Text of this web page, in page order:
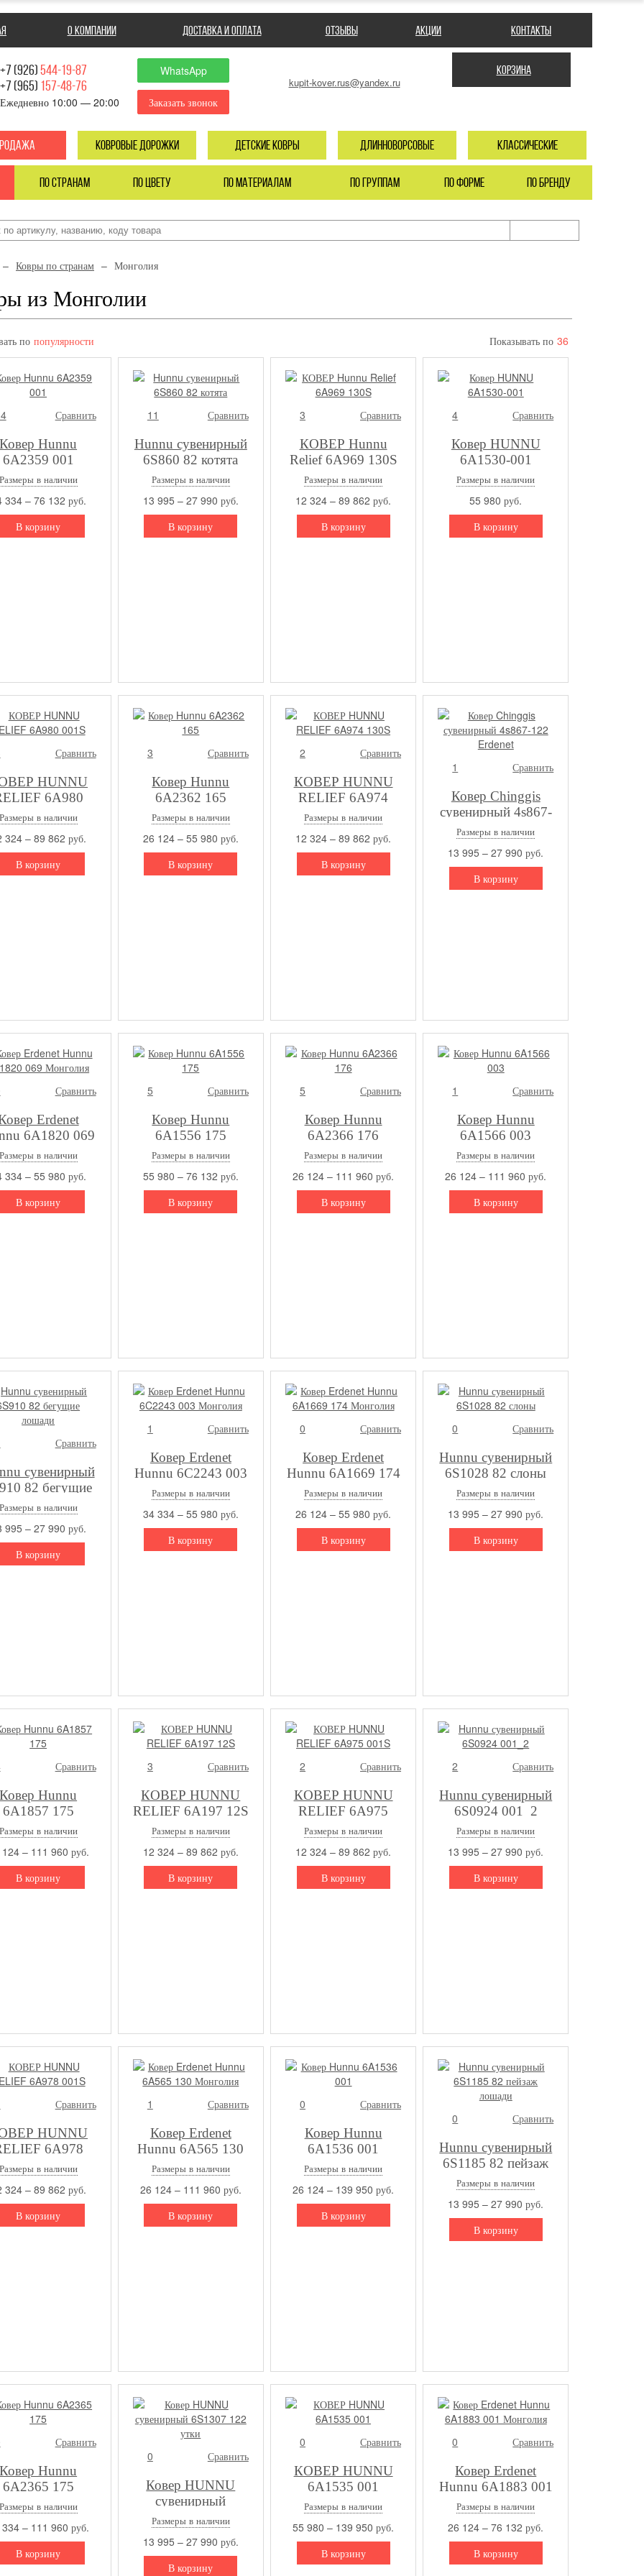
О компании Доставка и оплата Отзывы Акции Контакты
+7 (926)544-19-87
+7 (965) 157-48-76
Ежедневно 10:00 — 20:00
WhatsApp
Заказать звонок
kupit-kover.rus@yandex.ru
Корзина
youtube
ковровые дорожки детские ковры длинноворсовые классические
по странам по цвету по материалам по группам по форме по бренду
Ковры по странам Монголия
из Монголии
по популярности Показывать по 36
Сравнить
Ковер Hunnu
6A2359 001
в наличии
334 – 76 132 руб.
В корзину
11 Сравнить
Hunnu сувенирный
6S860 82 котята
Размеры в наличии
13 995 – 27 990 руб.
В корзину
3 Сравнить
КОВЕР Hunnu
Relief 6A969 130S
Размеры в наличии
12 324 – 89 862 руб.
В корзину
4 Сравнить
Ковер HUNNU
6A1530-001
Размеры в наличии
55 980 руб.
В корзину
Сравнить
HUNNU
6A980
001S
в наличии
324 – 89 862 руб.
В корзину
3 Сравнить
Ковер Hunnu
6A2362 165
Размеры в наличии
26 124 – 55 980 руб.
В корзину
2 Сравнить
КОВЕР HUNNU
RELIEF 6A974
130S
Размеры в наличии
12 324 – 89 862 руб.
В корзину
1 Сравнить
Ковер Chinggis
сувенирный 4s867-
122 Erdenet
Размеры в наличии
13 995 – 27 990 руб.
В корзину
Сравнить
Erdenet
6A1820 069
Монголия
в наличии
334 – 55 980 руб.
В корзину
5 Сравнить
Ковер Hunnu
6A1556 175
Размеры в наличии
55 980 – 76 132 руб.
В корзину
5 Сравнить
Ковер Hunnu
6A2366 176
Размеры в наличии
26 124 – 111 960 руб.
В корзину
1 Сравнить
Ковер Hunnu
6A1566 003
Размеры в наличии
26 124 – 111 960 руб.
В корзину
Сравнить
сувенирный
82 бегущие
лошади
в наличии
995 – 27 990 руб.
В корзину
1 Сравнить
Ковер Erdenet
Hunnu 6C2243 003
Монголия
Размеры в наличии
34 334 – 55 980 руб.
В корзину
0 Сравнить
Ковер Erdenet
Hunnu 6A1669 174
Монголия
Размеры в наличии
26 124 – 55 980 руб.
В корзину
0 Сравнить
Hunnu сувенирный
6S1028 82 слоны
Размеры в наличии
13 995 – 27 990 руб.
В корзину
Сравнить
Ковер Hunnu
6A1857 175
в наличии
– 111 960 руб.
В корзину
3 Сравнить
КОВЕР HUNNU
RELIEF 6A197 12S
Размеры в наличии
12 324 – 89 862 руб.
В корзину
2 Сравнить
КОВЕР HUNNU
RELIEF 6A975
001S
Размеры в наличии
12 324 – 89 862 руб.
В корзину
2 Сравнить
Hunnu сувенирный
6S0924 001_2
Размеры в наличии
13 995 – 27 990 руб.
В корзину
Сравнить
HUNNU
6A978
001S
в наличии
324 – 89 862 руб.
В корзину
1 Сравнить
Ковер Erdenet
Hunnu 6A565 130
Монголия
Размеры в наличии
26 124 – 111 960 руб.
В корзину
0 Сравнить
Ковер Hunnu
6A1536 001
Размеры в наличии
26 124 – 139 950 руб.
В корзину
0 Сравнить
Hunnu сувенирный
6S1185 82 пейзаж
лошади
Размеры в наличии
13 995 – 27 990 руб.
В корзину
Сравнить
Ковер Hunnu
6A2365 175
в наличии
– 111 960 руб.
В корзину
0 Сравнить
Ковер HUNNU
сувенирный
6S1307 122 утки
Размеры в наличии
13 995 – 27 990 руб.
В корзину
0 Сравнить
КОВЕР HUNNU
6A1535 001
Размеры в наличии
55 980 – 139 950 руб.
В корзину
0 Сравнить
Ковер Erdenet
Hunnu 6A1883 001
Монголия
Размеры в наличии
26 124 – 76 132 руб.
В корзину